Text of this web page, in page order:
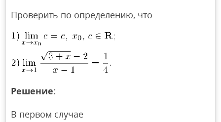
Проверить по определению, что
Решение:
В первом случае